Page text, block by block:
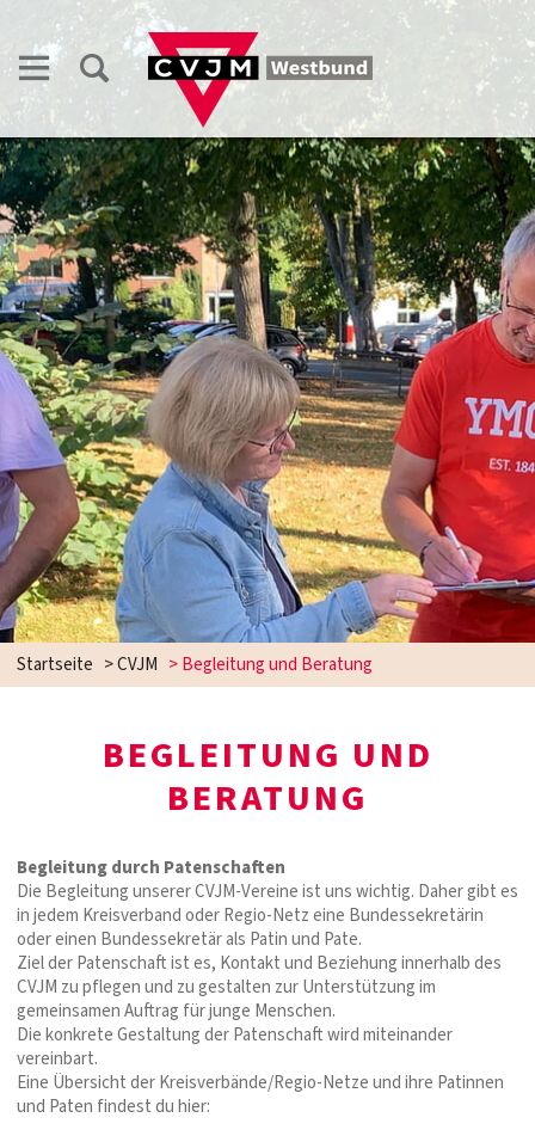
Startseite >CVJM >Begleitung und Beratung
BEGLEITUNG UND
BERATUNG
Begleitung durch Patenschaften
Die Begleitung unserer CVJM-Vereine ist uns wichtig. Daher gibt es
in jedem Kreisverband oder Regio-Netz eine Bundessekretärin
oder einen Bundessekretär als Patin und Pate.
Ziel der Patenschaft ist es, Kontakt und Beziehung innerhalb des
CVJM zu pflegen und zu gestalten zur Unterstützung im
gemeinsamen Auftrag für junge Menschen.
Die konkrete Gestaltung der Patenschaft wird miteinander
vereinbart.
Eine Übersicht der Kreisverbände/Regio-Netze und ihre Patinnen
und Paten findest du hier: